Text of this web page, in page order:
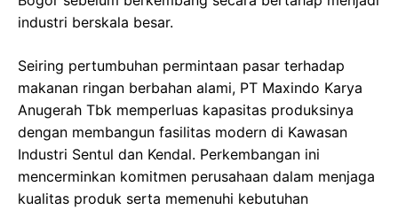
industri berskala besar.
Seiring pertumbuhan permintaan pasar terhadap
makanan ringan berbahan alami, PT Maxindo Karya
Anugerah Tbk memperluas kapasitas produksinya
dengan membangun fasilitas modern di Kawasan
Industri Sentul dan Kendal. Perkembangan ini
mencerminkan komitmen perusahaan dalam menjaga
kualitas produk serta memenuhi kebutuhan